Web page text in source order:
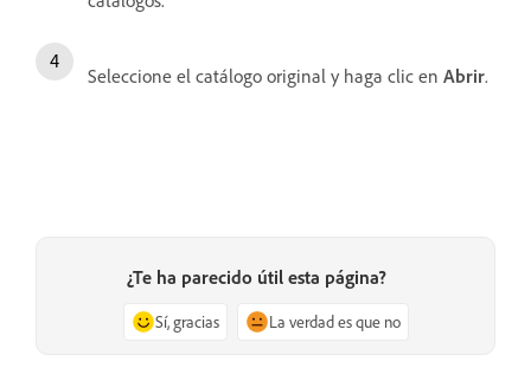
Seleccione el catálogo original y haga clic en Abrir.
¿Te ha parecido útil esta página?
Sí, gracias La verdad es que no